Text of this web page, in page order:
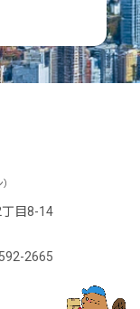
目8-14
2665